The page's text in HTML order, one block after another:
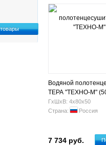
Водяной
ТЕРА "ТЕХНО-М"
ГхШхВ: 4х80х50
Страна:
Россия
7 734 руб.